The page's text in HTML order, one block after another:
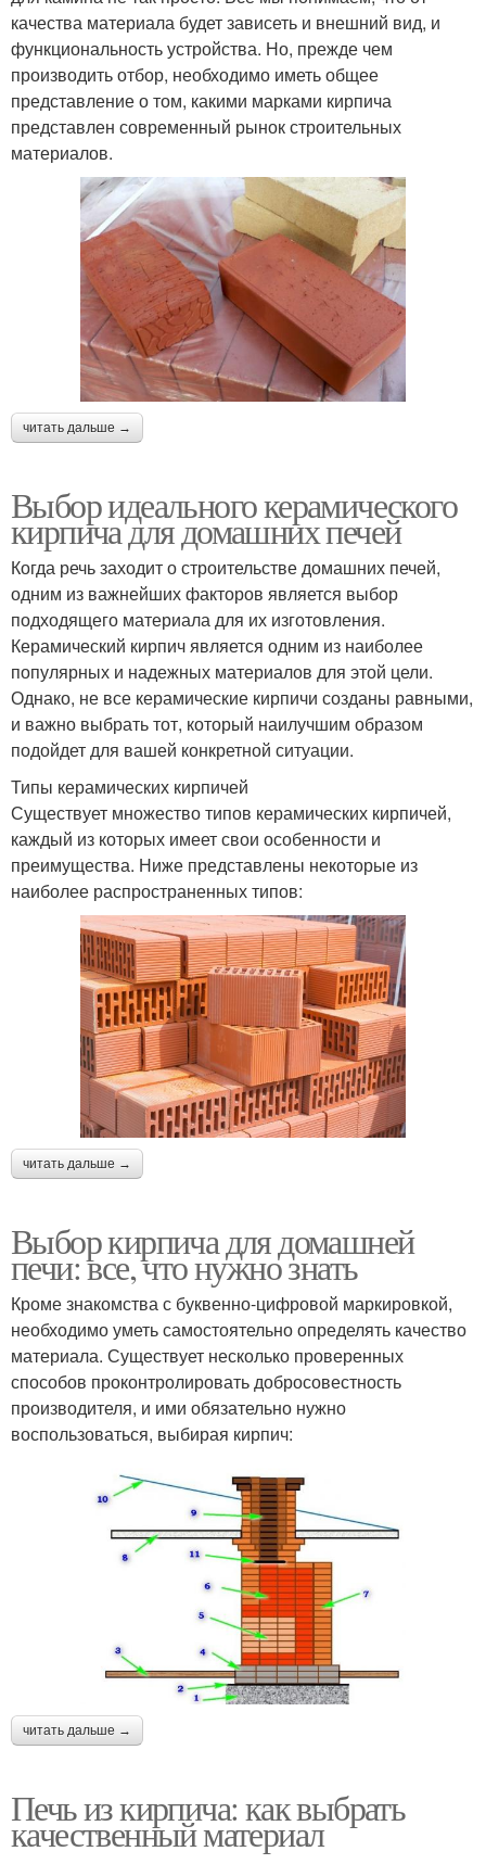
качества материала будет зависеть и внешний вид, и
функциональность устройства. Но, прежде чем
производить отбор, необходимо иметь общее
представление о том, какими марками кирпича
представлен современный рынок строительных
материалов.
читать дальше →
Выбор идеального керамического
кирпича для домашних печей
Когда речь заходит о строительстве домашних печей,
одним из важнейших факторов является выбор
подходящего материала для их изготовления.
Керамический кирпич является одним из наиболее
популярных и надежных материалов для этой цели.
Однако, не все керамические кирпичи созданы равными,
и важно выбрать тот, который наилучшим образом
подойдет для вашей конкретной ситуации.
Типы керамических кирпичей
Существует множество типов керамических кирпичей,
каждый из которых имеет свои особенности и
преимущества. Ниже представлены некоторые из
наиболее распространенных типов:
читать дальше →
Выбор кирпича для домашней
печи: все, что нужно знать
Кроме знакомства с буквенно-цифровой маркировкой,
необходимо уметь самостоятельно определять качество
материала. Существует несколько проверенных
способов проконтролировать добросовестность
производителя, и ими обязательно нужно
воспользоваться, выбирая кирпич:
читать дальше →
Печь из кирпича: как выбрать
качественный материал